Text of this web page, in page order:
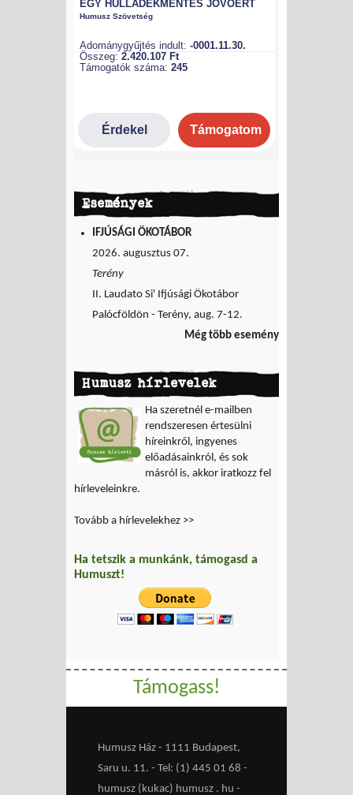
Események
IFJÚSÁGI ÖKOTÁBOR
2026. augusztus 07.
Terény
II. Laudato Si' Ifjúsági Ökotábor
Palócföldön - Terény, aug. 7-12.
Még több esemény
Humusz hírlevelek
Ha szeretnél e-mailben
rendszeresen értesülni
híreinkről, ingyenes
előadásainkról, és sok
másról is, akkor iratkozz fel
hírleveleinkre.
Tovább a hírlevelekhez >>
Ha tetszik a munkánk, támogasd a
Humuszt!
Támogass!
Humusz Ház - 1111 Budapest,
Saru u. 11. - Tel: (1) 445 01 68 -
humusz (kukac) humusz . hu -